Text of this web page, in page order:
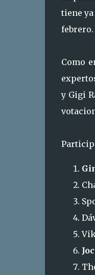
tiene
febrero.
Como
y Gigi